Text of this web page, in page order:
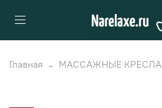
Главная МАССАЖНЫЕ КРЕСЛА